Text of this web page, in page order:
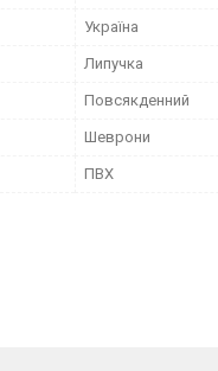
Україна
Липучка
Повсякденний
Шеврони
ПВХ